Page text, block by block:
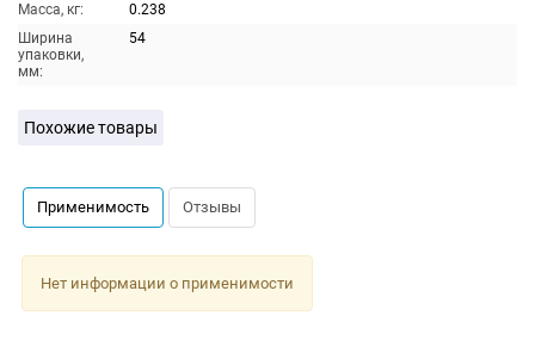
Масса, кг:
0.238
Ширина
упаковки,
мм:
54
Похожие товары
Применимость Отзывы
Нет информации о применимости